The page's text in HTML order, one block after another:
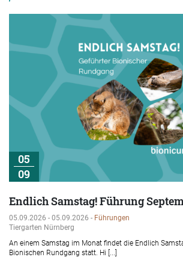
05
09
Endlich Samstag! Führung
05.09.2026 - 05.09.2026 - Führungen
Tiergarten Nürnberg
An einem Samstag im Monat findet die Endlich
Bionischen Rundgang statt. Hi [...]